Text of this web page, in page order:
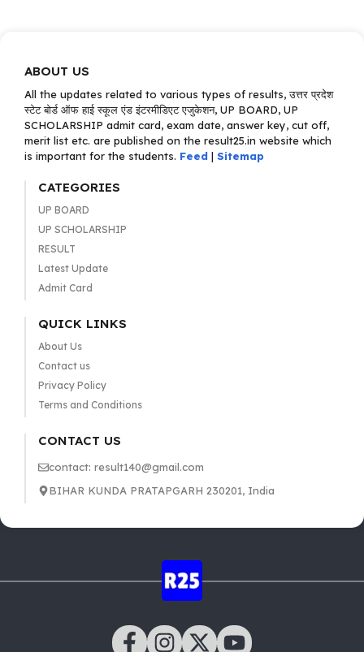
ABOUT US
All the updates related to various types of results, उत्तर प्रदेश
स्टेट बोर्ड ऑफ हाई स्कूल एंड इंटरमीडिएट एजुकेशन, UP BOARD, UP
SCHOLARSHIP admit card, exam date, answer key, cut off,
merit list etc. are published on the result25.in website which
is important for the students. Feed | Sitemap
CATEGORIES
UP BOARD
UP SCHOLARSHIP
RESULT
Latest Update
Admit Card
QUICK LINKS
About Us
Contact us
Privacy Policy
Terms and Conditions
CONTACT US
contact: result140@gmail.com
BIHAR KUNDA PRATAPGARH 230201, India